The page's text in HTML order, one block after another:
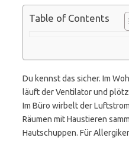
Table of Contents
Du kennst das sicher. Im
läuft der Ventilator und
Im Büro wirbelt der
Räumen mit Haustieren
Hautschuppen. Für